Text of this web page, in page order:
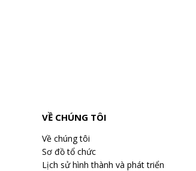
VỀ CHÚNG TÔI
Về chúng tôi
Sơ đồ tổ chức
Lịch sử hình thành và phát triển